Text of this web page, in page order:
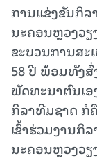
ການແຂ່ງຂັນກິລ
ນະຄອນຫຼວງວຽ
ຂະບວນການສະ
58 ປີ ພ້ອມທັງສົ່
ພັດທະນາຕົນເອ
ກິລາທີມຊາດ ກໍ
ເຂົ້າຮ່ວມງານກິ
ນະຄອນຫຼວງວຽ